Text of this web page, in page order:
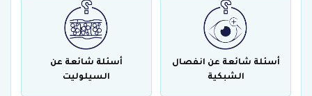
أسئلة شائعة عن انفصال
الشبكية
أسئلة شائعة عن
السيلوليت